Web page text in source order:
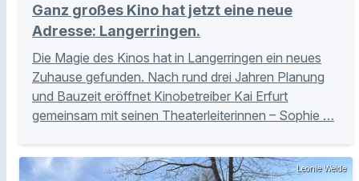
Ganz großes Kino hat jetzt eine neue
Adresse: Langerringen.
Die Magie des Kinos hat in Langerringen ein neues
Zuhause gefunden. Nach rund drei Jahren Planung
und Bauzeit eröffnet Kinobetreiber Kai Erfurt
gemeinsam mit seinen Theaterleiterinnen – Sophie …
Leonie Weide